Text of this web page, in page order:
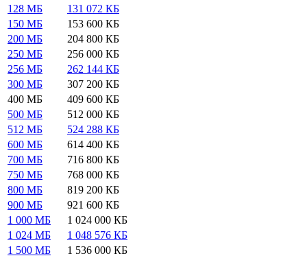
128 МБ
131 072 КБ
150 МБ
153 600 КБ
200 МБ
204 800 КБ
250 МБ
256 000 КБ
256 МБ
262 144 КБ
300 МБ
307 200 КБ
400 МБ
409 600 КБ
500 МБ
512 000 КБ
512 МБ
524 288 КБ
600 МБ
614 400 КБ
700 МБ
716 800 КБ
750 МБ
768 000 КБ
800 МБ
819 200 КБ
900 МБ
921 600 КБ
1 000 МБ
1 024 000 КБ
1 024 МБ
1 048 576 КБ
1 500 МБ
1 536 000 КБ